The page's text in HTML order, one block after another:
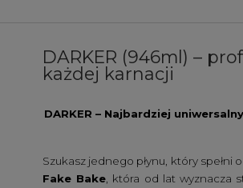
DARKER (946ml) –
każdej karnacji
DARKER – Najbardziej
Szukasz jednego płynu, który
Fake Bake , która od lat wyznacza